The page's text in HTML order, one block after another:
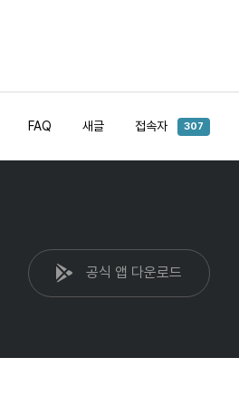
FAQ 새글 접속자 307
공식 앱 다운로드